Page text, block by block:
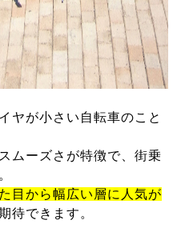
ヤが小さい自転車のこと
ムーズさが特徴で、街乗
目から幅広い層に人気が
待できます。